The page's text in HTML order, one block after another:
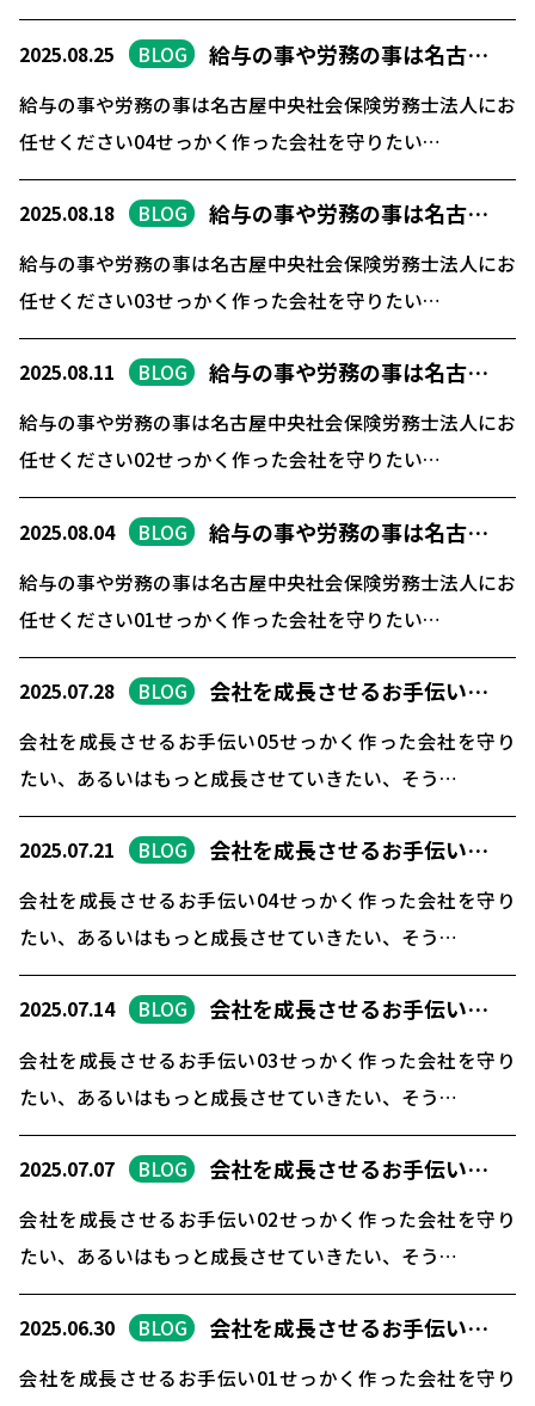
HOME
選ばれる理由
助成金について
就業規則について
2025.08.25 BLOG 給与の事や労務の事は名古…
給与の事や労務の事は名古屋中央社会保険労務士法人にお
任せください04せっかく作った会社を守りたい…
2025.08.18 BLOG 給与の事や労務の事は名古…
給与の事や労務の事は名古屋中央社会保険労務士法人にお
任せください03せっかく作った会社を守りたい…
2025.08.11 BLOG 給与の事や労務の事は名古…
給与の事や労務の事は名古屋中央社会保険労務士法人にお
任せください02せっかく作った会社を守りたい…
2025.08.04 BLOG 給与の事や労務の事は名古…
給与の事や労務の事は名古屋中央社会保険労務士法人にお
任せください01せっかく作った会社を守りたい…
2025.07.28 BLOG 会社を成長させるお手伝い…
会社を成長させるお手伝い05せっかく作った会社を守り
たい、あるいはもっと成長させていきたい、そう…
2025.07.21 BLOG 会社を成長させるお手伝い…
会社を成長させるお手伝い04せっかく作った会社を守り
たい、あるいはもっと成長させていきたい、そう…
2025.07.14 BLOG 会社を成長させるお手伝い…
会社を成長させるお手伝い03せっかく作った会社を守り
たい、あるいはもっと成長させていきたい、そう…
2025.07.07 BLOG 会社を成長させるお手伝い…
会社を成長させるお手伝い02せっかく作った会社を守り
たい、あるいはもっと成長させていきたい、そう…
2025.06.30 BLOG 会社を成長させるお手伝い…
会社を成長させるお手伝い01せっかく作った会社を守り